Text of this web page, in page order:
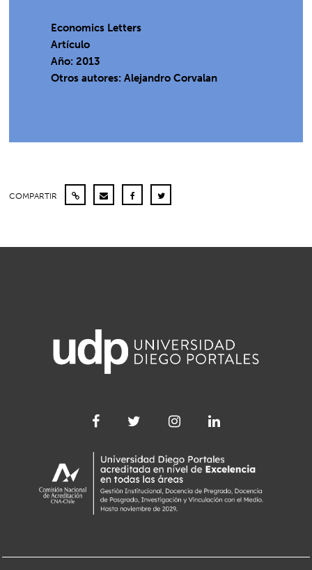
Economics Letters
Artículo
Año: 2013
Otros autores: Alejandro Corvalan
COMPARTIR